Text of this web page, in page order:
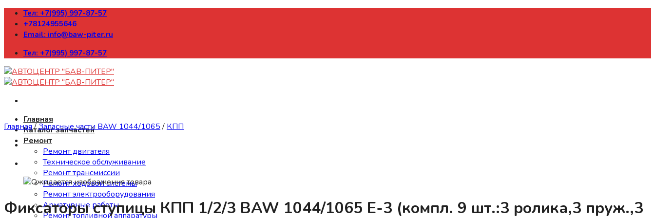
Skip
content
Тел: +7(995) 997-87-57
+78124955646
Email: info@baw-piter.ru
Тел: +7(995) 997-87-57
Главная
Каталог запчастей
Ремонт
Ремонт двигателя
Техническое обслуживание
Ремонт трансмиссии
Ремонт ходовой системы
Ремонт электрооборудования
Арматурные работы
Ремонт топливной аппаратуры
Главная/Запасные части BAW 1044/1065 / КПП
Фиксаторы ступицы КПП 1/2/3 BAW 1044/1065 Е-3 (компл. 9 шт.:3 ролика,3 пруж.,3